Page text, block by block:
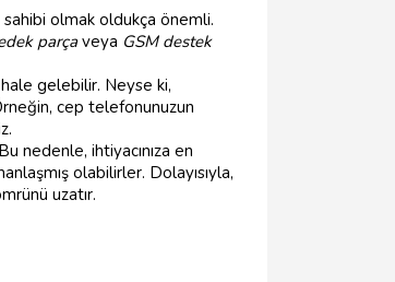
olmak oldukça önemli.
parçaveya GSM destek
gelebilir. Neyse ki,
cep telefonunuzun
nedenle, ihtiyacınıza en
olabilirler. Dolayısıyla,
uzatır.